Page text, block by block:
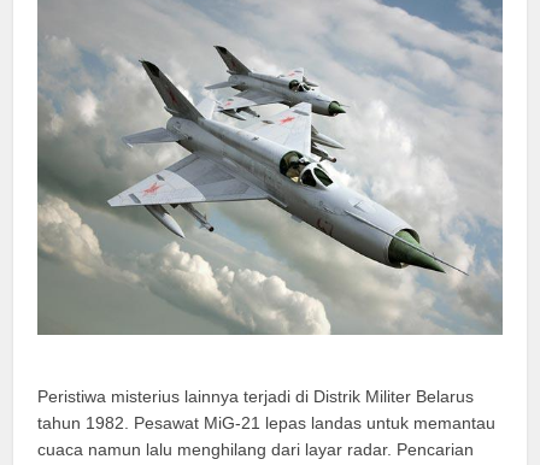
Peristiwa misterius lainnya terjadi di Distrik Militer Belarus
tahun 1982. Pesawat MiG-21 lepas landas untuk memantau
cuaca namun lalu menghilang dari layar radar. Pencarian